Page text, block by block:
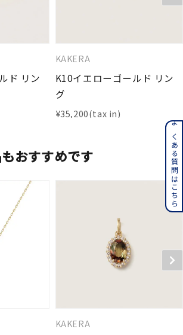
ド リン
KAKERA
K10イエローゴールド リン
グ
¥35,200
おすすめです
KAKERA
よくある質問はこちら